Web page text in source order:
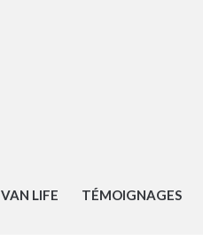
VAN LIFE TÉMOIGNAGES